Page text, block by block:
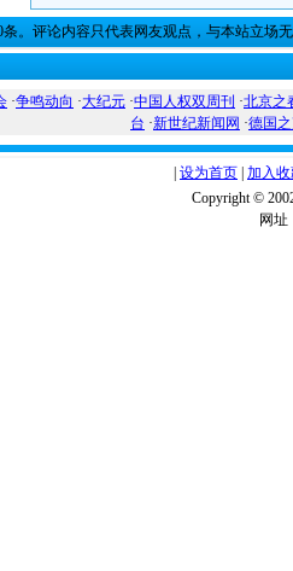
条。评论内容只代表网友观点，与本站立场
·争鸣动向 ·大纪元 ·中国人权双周刊 ·北京之
台 ·新世纪新闻网 ·德国
设为首页 加入
Copyright ©
网址